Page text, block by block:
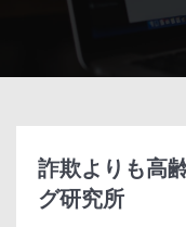
詐欺よりも高
グ研究所